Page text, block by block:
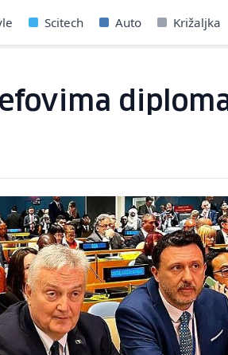
Scitech Auto Križaljka